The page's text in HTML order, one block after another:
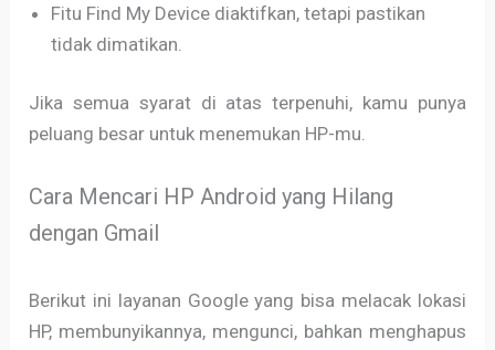
Fitu Find My Device diaktifkan, tetapi pastikan
tidak dimatikan.
Jika semua syarat di atas terpenuhi, kamu punya
peluang besar untuk menemukan HP-mu.
Cara Mencari HP Android yang Hilang
dengan Gmail
Berikut ini layanan Google yang bisa melacak lokasi
HP, membunyikannya, mengunci, bahkan menghapus